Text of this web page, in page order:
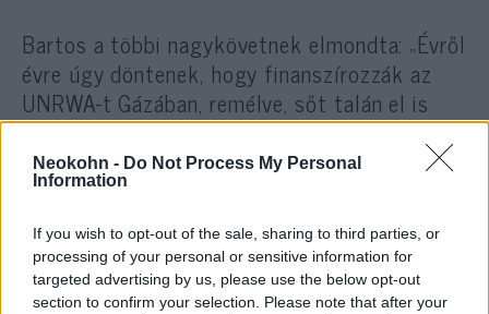
Neokohn - Do Not Process My Personal
Information
If you wish to opt-out of the sale, sharing to third parties, or
processing of your personal or sensitive information for
targeted advertising by us, please use the below opt-out
section to confirm your selection. Please note that after your
Bartos a többi nagykövetnek elmondta: „Évről
évre úgy döntenek, hogy finanszírozzák az
UNRWA-t Gázában, remélve, sőt talán el is
várva, hogy más eredmény születik.”
ENSZ-es terroristák: Amerika 1500
UNRWA-alkalmazott Hamász-
kapcsolata után nyomoz